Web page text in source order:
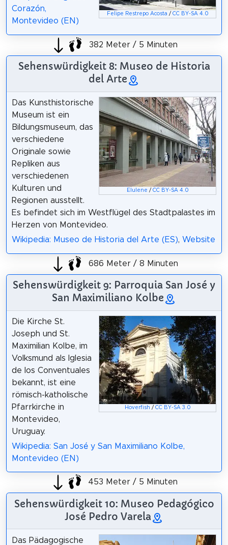
Felipe Restrepo Acosta / CC BY-SA 4.0
Corazón,
Montevideo (EN)
382 Meter / 5 Minuten
Sehenswürdigkeit 8: Museo de Historia
del Arte
Elulene / CC BY-SA 4.0
Das Kunsthistorische
Museum ist ein
Bildungsmuseum, das
verschiedene
Originale sowie
Repliken aus
verschiedenen
Kulturen und
Regionen ausstellt.
Es befindet sich im Westflügel des Stadtpalastes im
Herzen von Montevideo.
Wikipedia: Museo de Historia del Arte (ES), Website
686 Meter / 8 Minuten
Sehenswürdigkeit 9: Parroquia San José y
San Maximiliano Kolbe
Hoverfish / CC BY-SA 3.0
Die Kirche St.
Joseph und St.
Maximilian Kolbe, im
Volksmund als Iglesia
de los Conventuales
bekannt, ist eine
römisch-katholische
Pfarrkirche in
Montevideo,
Uruguay.
Wikipedia: San José y San Maximiliano Kolbe,
Montevideo (EN)
453 Meter / 5 Minuten
Sehenswürdigkeit 10: Museo Pedagógico
José Pedro Varela
Das Pädagogische